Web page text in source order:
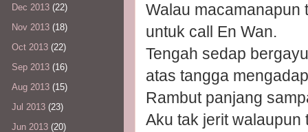
Walau macamanapun
untuk call En Wan.
Tengah sedap
atas tangga
Rambut panjang
Aku tak jerit walaupun
Dec 2013 (22)
Nov 2013 (18)
Oct 2013 (22)
Sep 2013 (16)
Aug 2013 (15)
Jul 2013 (23)
Jun 2013 (20)